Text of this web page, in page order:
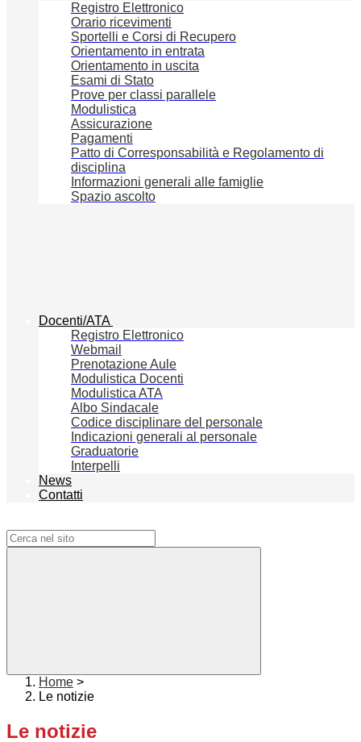
Registro Elettronico
Orario ricevimenti
Sportelli e Corsi di Recupero
Orientamento in entrata
Orientamento in uscita
Esami di Stato
Prove per classi parallele
Modulistica
Assicurazione
Pagamenti
Patto di Corresponsabilità e Regolamento di
disciplina
Informazioni generali alle famiglie
Spazio ascolto
Docenti/ATA
Registro Elettronico
Webmail
Prenotazione Aule
Modulistica Docenti
Modulistica ATA
Albo Sindacale
Codice disciplinare del personale
Indicazioni generali al personale
Graduatorie
Interpelli
News
Contatti
Home >
Le notizie
Le notizie